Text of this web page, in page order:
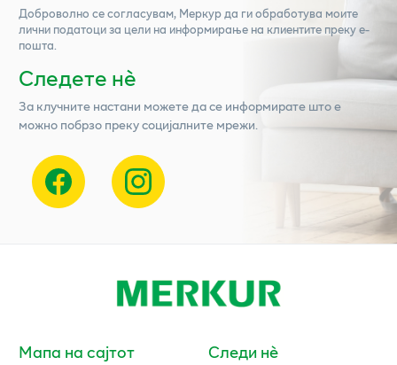
Доброволно се согласувам, Меркурда ги обработува моите
лични податоци за цели на информирање на клиентите преку е-
пошта.
Следете нѐ
За клучните настани можете да се информирате што е
можно побрзо преку социјалните мрежи.
Мапа на сајтот Следи нè